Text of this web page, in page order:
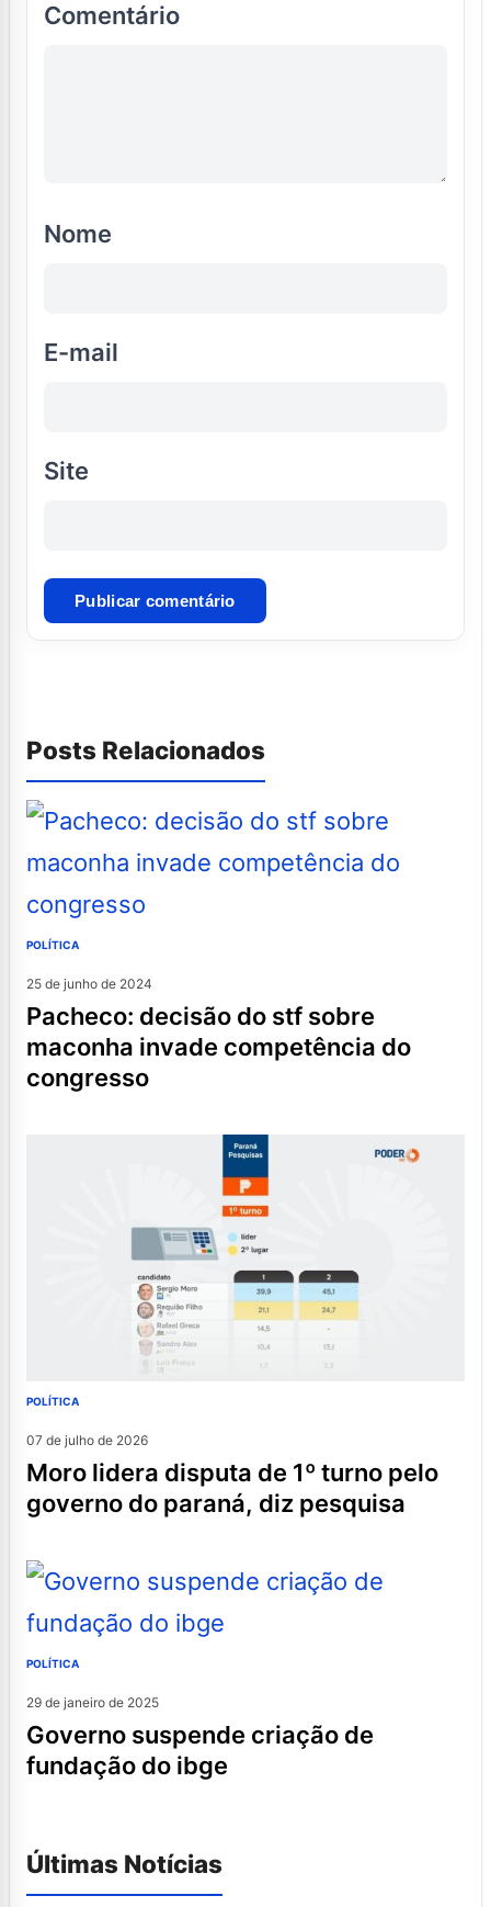
Comentário
Nome
E-mail
Site
Posts Relacionados
POLÍTICA
25 de junho de 2024
pacheco: decisão do stf sobre
maconha invade competência do
congresso
POLÍTICA
07 de julho de 2026
moro lidera disputa de 1º turno pelo
governo do paraná, diz pesquisa
POLÍTICA
29 de janeiro de 2025
governo suspende criação de
fundação do ibge
Últimas Notícias